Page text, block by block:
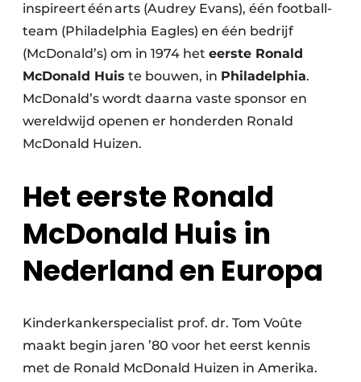
inspireert één arts (Audrey Evans), één football-
team (Philadelphia Eagles) en één bedrijf
(McDonald’s) om in 1974 het eerste Ronald
McDonald Huis te bouwen, in Philadelphia.
McDonald’s wordt daarna vaste sponsor en
wereldwijd openen er honderden Ronald
McDonald Huizen.
Het eerste Ronald
McDonald Huis in
Nederland en Europa
Kinderkankerspecialist prof. dr. Tom Voûte
maakt begin jaren ’80 voor het eerst kennis
met de Ronald McDonald Huizen in Amerika.